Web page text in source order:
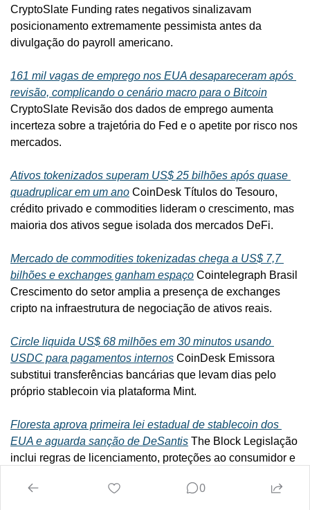
CryptoSlate Funding rates negativos sinalizavam
posicionamento extremamente pessimista antes da
divulgação do payroll americano.
161 mil vagas de emprego nos EUA desapareceram após
revisão, complicando o cenário macro para o Bitcoin
CryptoSlate Revisão dos dados de emprego aumenta
incerteza sobre a trajetória do Fed e o apetite por risco nos
mercados.
Ativos tokenizados superam US$ 25 bilhões após quase
quadruplicar em um ano CoinDesk Títulos do Tesouro,
crédito privado e commodities lideram o crescimento, mas
maioria dos ativos segue isolada dos mercados DeFi.
Mercado de commodities tokenizadas chega a US$ 7,7
bilhões e exchanges ganham espaço Cointelegraph Brasil
Crescimento do setor amplia a presença de exchanges
cripto na infraestrutura de negociação de ativos reais.
Circle liquida US$ 68 milhões em 30 minutos usando
USDC para pagamentos internos CoinDesk Emissora
substitui transferências bancárias que levam dias pelo
próprio stablecoin via plataforma Mint.
Floresta aprova primeira lei estadual de stablecoin dos
EUA e aguarda sanção de DeSantis The Block Legislação
inclui regras de licenciamento, proteções ao consumidor e
0